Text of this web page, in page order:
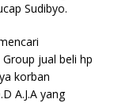
Sudibyo.
jual beli hp
korban
A.J.A yang